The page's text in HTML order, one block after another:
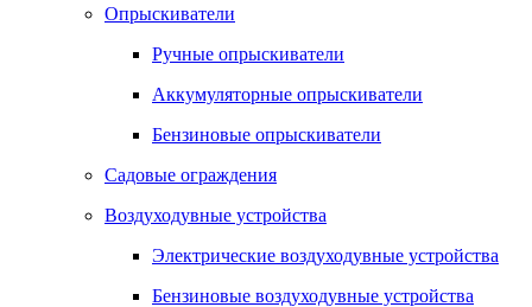
Опрыскиватели
Ручные опрыскиватели
Аккумуляторные опрыскиватели
Бензиновые опрыскиватели
Садовые ограждения
Воздуходувные устройства
Электрические воздуходувные устройства
Бензиновые воздуходувные устройства